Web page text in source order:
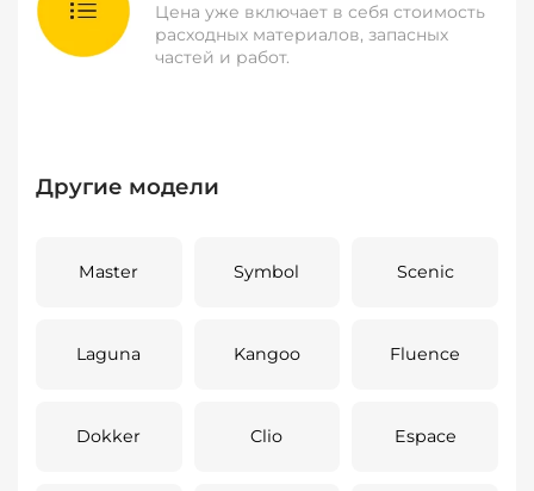
Цена уже включает в себя стоимость
расходных материалов, запасных
частей и работ.
Другие модели
Master Symbol Scenic
Laguna Kangoo Fluence
Dokker Clio Espace